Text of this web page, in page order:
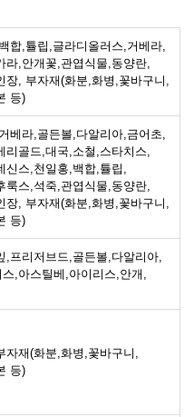
합,튤립,글라디올러스,거베라,
라,안개꽃,관엽식물,동양란,
장, 부자재(화분,화병,꽃바구니,
등)
베라,골든볼,다알리아,금어초,
리골드,대국,소철,스타치스,
신스,천일홍,백합,튤립,
룩스,석죽,관엽식물,동양란,
장, 부자재(화분,화병,꽃바구니,
등)
,프리저브드,골든볼,다알리아,
,아스틸베,아이리스,안개,
자재(화분,화병,꽃바구니,
등)